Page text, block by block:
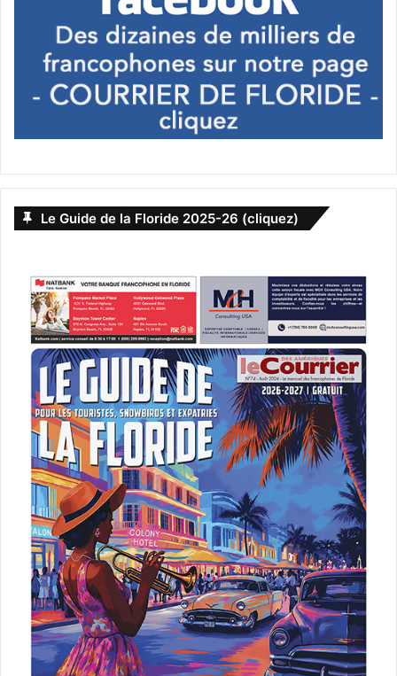
Fresques murales à Wynwood
Du côté des galeries françaises ça a bien bougé.
Heureusement, il reste encore Waltman Ortega. Mais
Martial Ricart avait déjà changé de quartier il y a bien
longtemps ; Fabien Castanier est parti plus au nord ; et en
avril c’est Leila Murdoch qui est rentrée à Paris. Adieu
Macaya Gallery : c’est tout un monde qui disparaît.
Lexi Archambeau, manager du Museum of Graffiti, dans la galerie
d’art (qui se trouve à 2mn du musée)
La situation pourrait empirer à mesure que les immeubles
d’habitation se construisent, mais Wynwood devrait quand
même rester un lieu sympathique. En tout cas, ce n’est
plus le labyrinthe artistique que toute l’Amérique enviait à
Miami depuis le début des années 2000 ; quand les
peintures avaient commencé à décorer les murs du
quartier, à une époque où, en parallèle, les réseaux
sociaux se développaient, : selfies et graffitis faisaient
connaître au monde la créativité qui régnait dans la Magic
Le Guide de la Floride 2025-26 (cliquez)